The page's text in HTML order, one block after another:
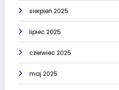
sierpień 2025
lipiec 2025
czerwiec 2025
maj 2025